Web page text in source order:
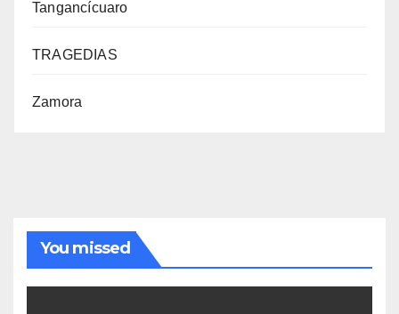
Tangancícuaro
TRAGEDIAS
Zamora
You missed